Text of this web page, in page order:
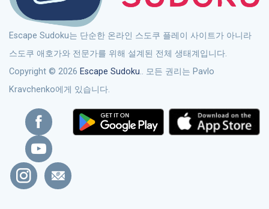
Escape Sudoku는 단순한 온라인 스도쿠 플레이 사이트가 아니라
스도쿠 애호가와 전문가를 위해 설계된 전체 생태계입니다.
Copyright © 2026 Escape Sudoku.. 모든 권리는 Pavlo
Kravchenko에게 있습니다.